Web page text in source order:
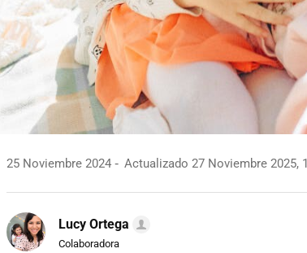
25 Noviembre 2024 Actualizado 27 Noviembre 2025,
Lucy Ortega
Colaboradora